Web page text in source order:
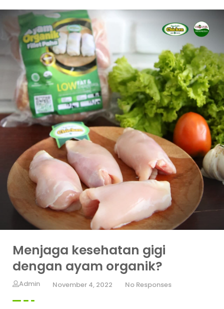
Menjaga kesehatan gigi
dengan ayam organik?
Admin November 4, 2022 No Responses